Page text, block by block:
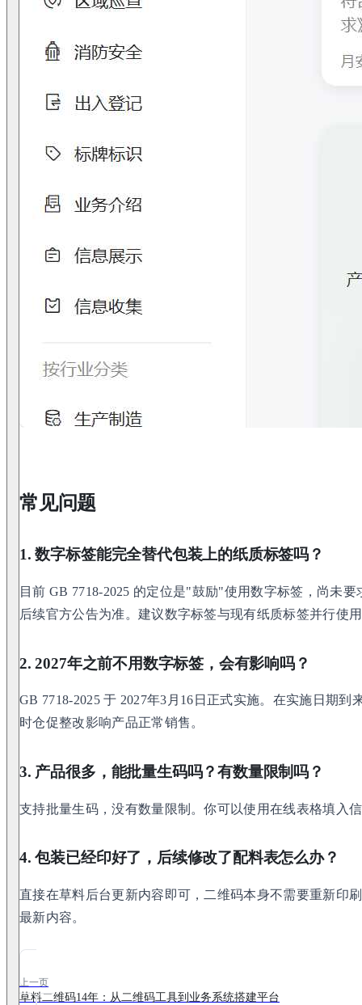
常见问题
1. 数字标签能完全替代包装上的纸质标签吗？
目前 GB 7718-2025 的定位是"鼓励"使用数字标签，尚未
后续官方公告为准。建议数字标签与现有纸质标签并行使
2. 2027年之前不用数字标签，会有影响吗？
GB 7718-2025 于 2027年3月16日正式实施。在实施日期
时仓促整改影响产品正常销售。
3. 产品很多，能批量生码吗？有数量限制吗？
支持批量生码，没有数量限制。你可以使用在线表格填入
4. 包装已经印好了，后续修改了配料表怎么办？
直接在草料后台更新内容即可，二维码本身不需要重新印
最新内容。
上一页
草料二维码14年：从二维码工具到业务系统搭建平台